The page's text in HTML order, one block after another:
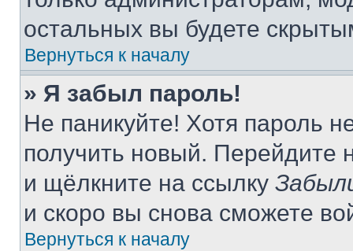
остальных вы будете
Вернуться к началу
» Я забыл пароль!
Не паникуйте! Хотя пароль
получить новый. Перейдите
и щёлкните на ссылку
и скоро вы снова сможете
Вернуться к началу